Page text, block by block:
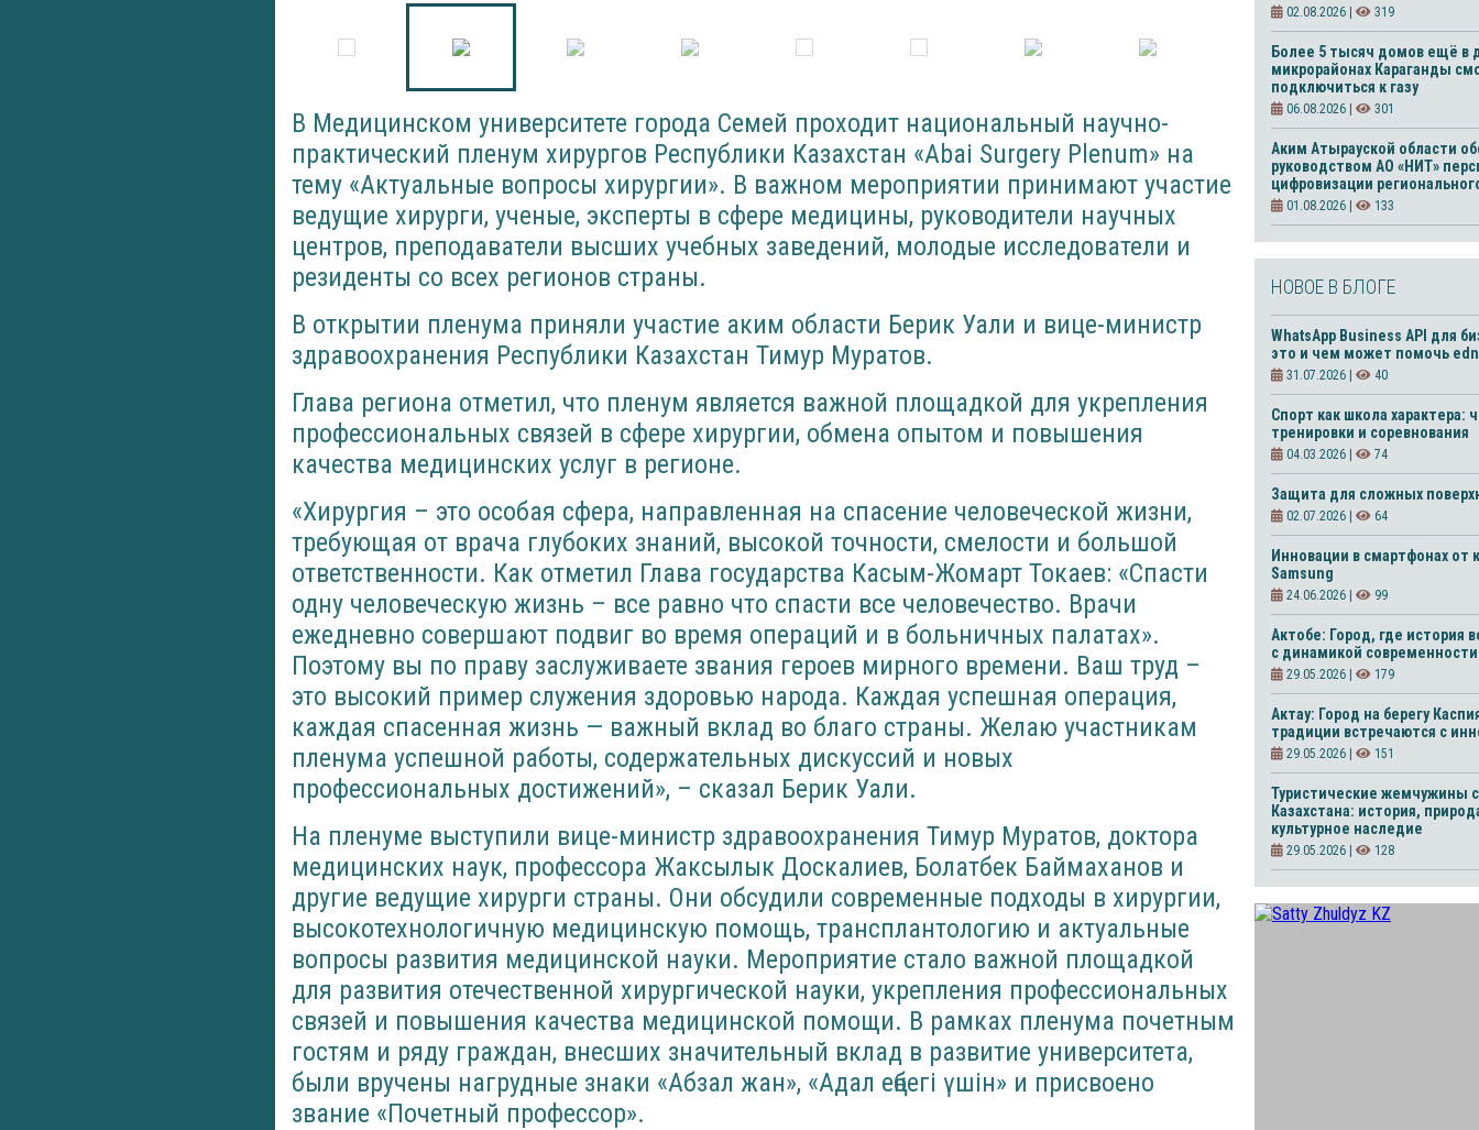
В Медицинском университете города Семей проходит национальный научно-
практический пленум хирургов Республики Казахстан «Abai Surgery Plenum» на
тему «Актуальные вопросы хирургии». В важном мероприятии принимают участие
ведущие хирурги, ученые, эксперты в сфере медицины, руководители научных
центров, преподаватели высших учебных заведений, молодые исследователи и
резиденты со всех регионов страны.
В открытии пленума приняли участие аким области Берик Уали и вице-министр
здравоохранения Республики Казахстан Тимур Муратов.
Глава региона отметил, что пленум является важной площадкой для укрепления
профессиональных связей в сфере хирургии, обмена опытом и повышения
качества медицинских услуг в регионе.
«Хирургия – это особая сфера, направленная на спасение человеческой жизни,
требующая от врача глубоких знаний, высокой точности, смелости и большой
ответственности. Как отметил Глава государства Касым-Жомарт Токаев: «Спасти
одну человеческую жизнь – все равно что спасти все человечество. Врачи
ежедневно совершают подвиг во время операций и в больничных палатах».
Поэтому вы по праву заслуживаете звания героев мирного времени. Ваш труд –
это высокий пример служения здоровью народа. Каждая успешная операция,
каждая спасенная жизнь — важный вклад во благо страны. Желаю участникам
пленума успешной работы, содержательных дискуссий и новых
профессиональных достижений», – сказал Берик Уали.
На пленуме выступили вице-министр здравоохранения Тимур Муратов, доктора
медицинских наук, профессора Жаксылык Доскалиев, Болатбек Баймаханов и
другие ведущие хирурги страны. Они обсудили современные подходы в хирургии,
высокотехнологичную медицинскую помощь, трансплантологию и актуальные
вопросы развития медицинской науки. Мероприятие стало важной площадкой
для развития отечественной хирургической науки, укрепления профессиональных
связей и повышения качества медицинской помощи. В рамках пленума почетным
гостям и ряду граждан, внесших значительный вклад в развитие университета,
были вручены нагрудные знаки «Абзал жан», «Адал еңбегі үшін» и присвоено
звание «Почетный профессор».
02.08.2026 | 319
Более 5 тысяч домов ещё в
микрорайонах Караганды
подключиться к газу
06.08.2026 | 301
Аким Атырауской области
руководством АО «НИТ»
цифровизации
01.08.2026 | 133
НОВОЕ В БЛОГЕ
WhatsApp Business API для
это и чем может помочь
31.07.2026 | 40
Спорт как школа характера:
тренировки и соревнования
04.03.2026 | 74
Защита для сложных
02.07.2026 | 64
Инновации в смартфонах от
Samsung
24.06.2026 | 99
Актобе: Город, где история
с динамикой современности
29.05.2026 | 179
Актау: Город на берегу
традиции встречаются с
29.05.2026 | 151
Туристические жемчужины
Казахстана: история,
культурное наследие
29.05.2026 | 128